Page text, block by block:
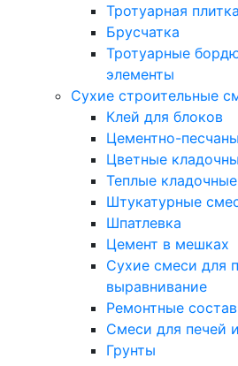
Тротуарная
Брусчатка
Тротуарные
элементы
Сухие строительные
Клей для блоков
Цементно-
Цветные
Теплые
Штукатурные
Шпатлевка
Цемент в мешках
Сухие смеси для
выравнивание
Ремонтные
Смеси для печей
Грунты